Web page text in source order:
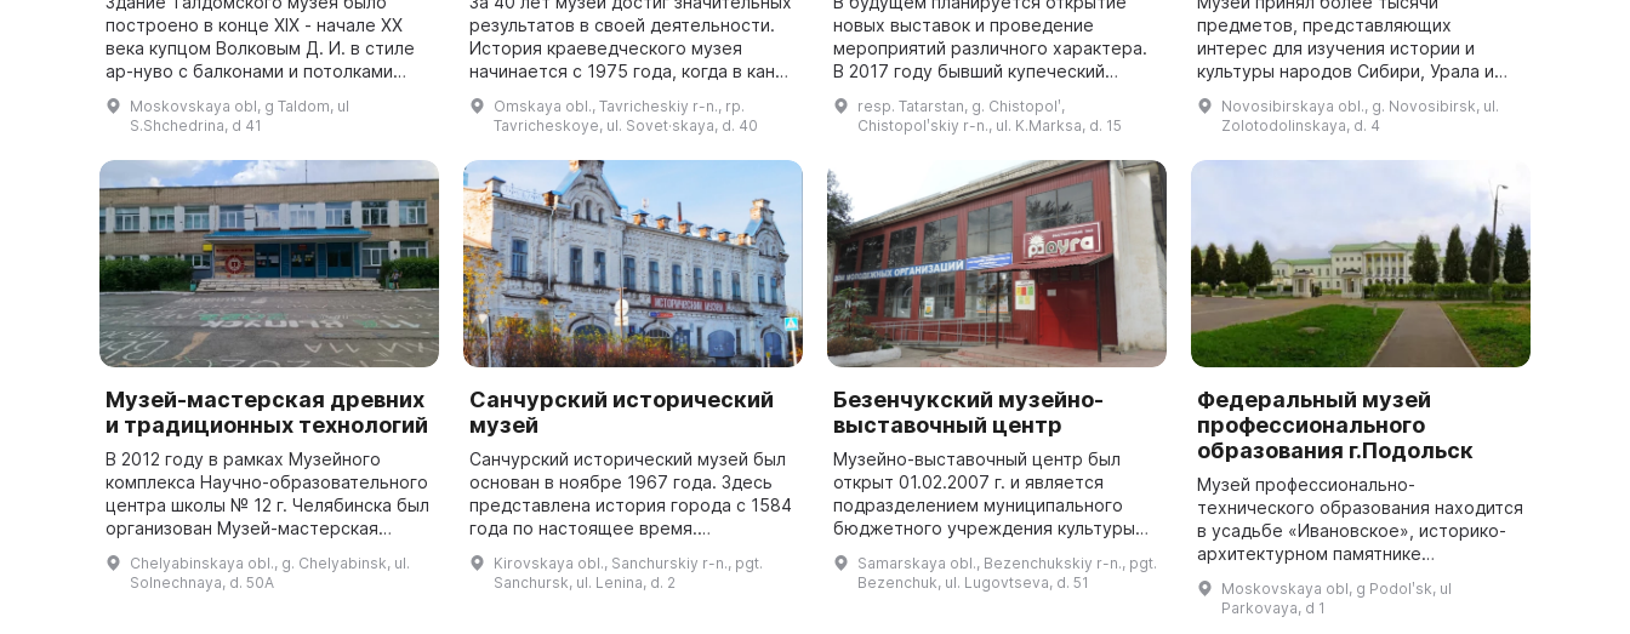
построено в конце XIX - начале ХХ
века купцом Волковым Д. И. в стиле
ар-нуво с балконами и потолками
конструкции Монье. Здание
выполнено из зеленой глазурованной
Moskovskaya obl, g Taldom, ul
S.Shchedrina, d 41
результатов в своей деятельности.
История краеведческого музея
начинается с 1975 года, когда в канун
30-летия Победы в Великой
Отечественной войне в Доме
Omskaya obl., Tavricheskiy r-n., rp.
Tavricheskoye, ul. Sovet·skaya, d. 40
новых выставок и проведение
мероприятий различного характера.
В 2017 году бывший купеческий
особняк чистопольских купцов
Чукашевых был передан в аренду
Чистопольскому г...
resp. Tatarstan, g. Chistopolʹ,
Chistopolʹskiy r-n., ul. K.Marksa, d. 15
предметов, представляющих
интерес для изучения истории и
культуры народов Сибири, Урала и
Дальнего Востока. Основные
экспозиции рассказывают о культуре
и истории народов Сиби...
Novosibirskaya obl., g. Novosibirsk, ul.
Zolotodolinskaya, d. 4
Музей-мастерская древних
и традиционных технологий
В 2012 году в рамках Музейного
комплекса Научно-образовательного
центра школы № 12 г. Челябинска был
организован Музей-мастерская
древних и традиционных технологий.
Он представляет собой
интерактивный...
Chelyabinskaya obl., g. Chelyabinsk, ul.
Solnechnaya, d. 50A
Санчурский исторический
музей
Санчурский исторический музей был
основан в ноябре 1967 года. Здесь
представлена история города с 1584
года по настоящее время.
Экспозиция распределена по
четырем залам: Историческому, Залу
боевой сла...
Kirovskaya obl., Sanchurskiy r-n., pgt.
Sanchursk, ul. Lenina, d. 2
Безенчукский музейно-
выставочный центр
Музейно-выставочный центр был
открыт 01.02.2007 г. и является
подразделением муниципального
бюджетного учреждения культуры
Безенчукского района. Здесь
предлагается путешествие по семи
залам: «История ...
Samarskaya obl., Bezenchukskiy r-n., pgt.
Bezenchuk, ul. Lugovtseva, d. 51
Федеральный музей
профессионального
образования г.Подольск
Музей профессионально-
технического образования находится
в усадьбе «Ивановское», историко-
архитектурном памятнике
федерального значения в городе
Подольске на берегу реки Пахры. Он
был открыт Постановл...
Moskovskaya obl, g Podolʹsk, ul
Parkovaya, d 1